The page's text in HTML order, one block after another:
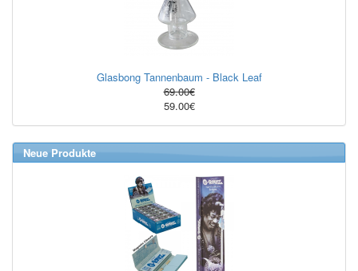
Glasbong Tannenbaum - Black Leaf
69.00€
59.00€
Neue Produkte